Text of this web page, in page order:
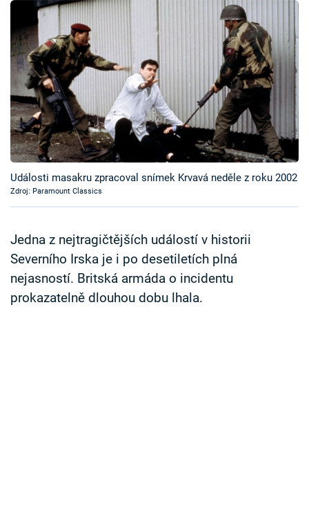
Pořady
TV Program
Časopis
Sledujte prima+
Přihlášení
Události masakru zpracoval snímek Krvavá neděle z roku 2002
Zdroj: Paramount Classics
Jedna z nejtragičtějších událostí v historii
Severního Irska je i po desetiletích plná
nejasností. Britská armáda o incidentu
prokazatelně dlouhou dobu lhala.